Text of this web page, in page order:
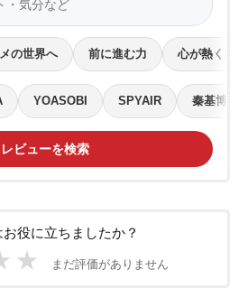
の世界へ 前に進む力 心が熱くな
YOASOBI SPYAIR 秦基博
レビューを検索
役に立ちましたか？
★ まだ評価がありません